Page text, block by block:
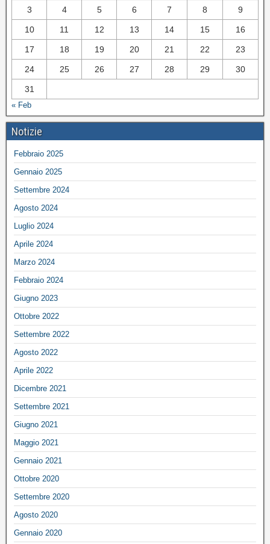
3 4 5 6 7 8 9
10 11 12 13 14 15 16
17 18 19 20 21 22 23
24 25 26 27 28 29 30
31
« Feb
Notizie
Febbraio 2025
Gennaio 2025
Settembre 2024
Agosto 2024
Luglio 2024
Aprile 2024
Marzo 2024
Febbraio 2024
Giugno 2023
Ottobre 2022
Settembre 2022
Agosto 2022
Aprile 2022
Dicembre 2021
Settembre 2021
Giugno 2021
Maggio 2021
Gennaio 2021
Ottobre 2020
Settembre 2020
Agosto 2020
Gennaio 2020